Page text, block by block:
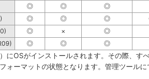
◎ ◎
◎
◎ ◎ ◎
◎ ×
◎
◎ ◎ ◎
にOSがインストールされます。その際、す
ォーマットの状態となります。管理ツール